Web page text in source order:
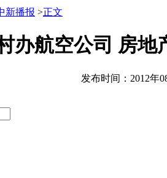
新播报 >正文
办航空公司 房地
发布时间：2012年